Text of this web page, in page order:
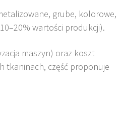
grube, kolorowe,
wartości produkcji).
maszyn) oraz koszt
tkaninach, część proponuje